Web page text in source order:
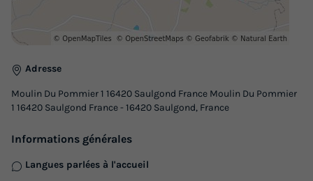
Adresse
Moulin Du Pommier 1 16420 Saulgond France Moulin Du Pommier
1 16420 Saulgond France - 16420 Saulgond, France
Informations générales
Langues parlées à l'accueil